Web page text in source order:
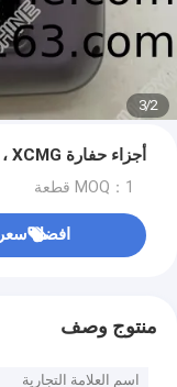
2
/
3
أجزاء حفارة XCMG ، وحدة مراقبة 803538162 ، شاشة تحكم
MOQ：1 قطعة
افضل سعر
منتوج وصف
اسم العلامة التجارية